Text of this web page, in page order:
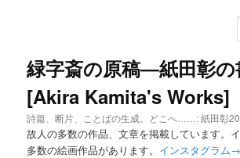
緑字斎の原稿―紙田彰の
[Akira Kamita's Works]
詩篇、断片、ことばの生成。どこへ……: 紙田彰
故人の多数の作品、文章を掲載しています。
多数の絵画作品があります。 インスタグラム→